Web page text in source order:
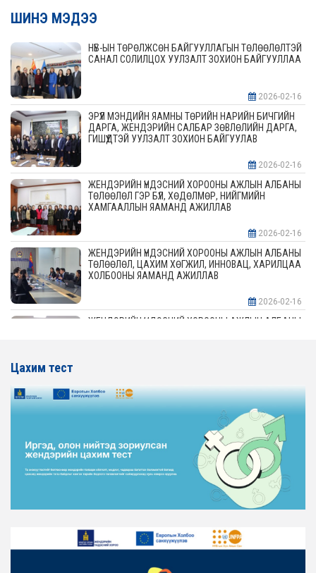
ШИНЭ МЭДЭЭ
НҮБ-ЫН ТӨРӨЛЖСӨН БАЙГУУЛЛАГЫН ТӨЛӨӨЛӨЛТЭЙ
САНАЛ СОЛИЛЦОХ УУЛЗАЛТ ЗОХИОН БАЙГУУЛЛАА
2026-02-16
ЭРҮҮЛ МЭНДИЙН ЯАМНЫ ТӨРИЙН НАРИЙН БИЧГИЙН
ДАРГА, ЖЕНДЭРИЙН САЛБАР ЗӨВЛӨЛИЙН ДАРГА,
ГИШҮҮДТЭЙ УУЛЗАЛТ ЗОХИОН БАЙГУУЛАВ
2026-02-16
ЖЕНДЭРИЙН ҮНДЭСНИЙ ХОРООНЫ АЖЛЫН АЛБАНЫ
ТӨЛӨӨЛӨЛ ГЭР БҮЛ, ХӨДӨЛМӨР, НИЙГМИЙН
ХАМГААЛЛЫН ЯАМАНД АЖИЛЛАВ
2026-02-16
ЖЕНДЭРИЙН ҮНДЭСНИЙ ХОРООНЫ АЖЛЫН АЛБАНЫ
ТӨЛӨӨЛӨЛ, ЦАХИМ ХӨГЖИЛ, ИННОВАЦ, ХАРИЛЦАА
ХОЛБООНЫ ЯАМАНД АЖИЛЛАВ
2026-02-16
ЖЕНДЭРИЙН ҮНДЭСНИЙ ХОРООНЫ АЖЛЫН АЛБАНЫ
ЖЕНДЭРИЙН ҮНДЭСНИЙ ХОРООНЫ АЖЛЫН АЛБАНЫ
ТӨЛӨӨЛӨЛ ХОТ БАЙГУУЛАЛТ, БАРИЛГА, ОРОН
СУУЦЖУУЛАЛТЫН ЯАМАНД АЖИЛЛАВ
2026-02-16
ЖЕНДЭРИЙН ЭРХ ТЭГШ БАЙДЛЫГ ХАНГАХ ҮЙЛ
АЖИЛЛАГААГ ЭРЧИМЖҮҮЛЭХ САРЫН ХУВААРЬТАЙ
2026-02-16
ЖЕНДЭРИЙН ҮНДЭСНИЙ ХОРООНЫ АЖЛЫН АЛБАНЫ
ТӨЛӨӨЛӨЛ ЗАМ ТЭЭВРИЙН ЯАМАНД АЖИЛЛАВ
Цахим тест